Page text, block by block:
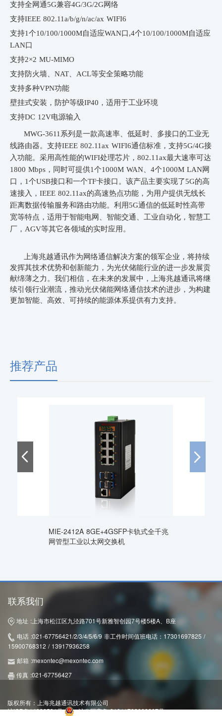
支持全网通5G兼容4G/3G/2G网络
支持IEEE 802.11a/b/g/n/ac/ax WIFI6
支持1个10/100/1000M自适应WAN口,4个10/100/1000M自适应
LAN口
支持2×2 MU-MIMO
支持防火墙、NAT、ACL等安全策略功能
支持多种VPN功能
壁挂式安装，防护等级IP40，适用于工业环境
支持DC 12V电源输入
MWG-3611系列是一款高速率、低延时、多接口的工业无
线路由器。支持IEEE 802.11ax WIFI6通信标准，支持5G/4G接
入功能。采用高性能的WIFI处理芯片，802.11ax最大速率可达
1800 Mbps，同时可提供1个1000M WAN、4个1000M LAN网
口，1个USB接口和一个TF卡接口。该产品主要实现了5G的高
速接入，IEEE 802.11ax的高速热点功能，为用户提供无线长
距离数据传输服务和路由功能。利用5G通信的低延时性高带
宽等特点，适用于智能电网、智能交通、工业自动化，智慧工
厂，AGV等其它各领域的实时应用。
上海兆越通讯作为网络通信解决方案的领军企业，将持续
发挥其技术优势和创新能力，为光伏储能行业的进一步发展贡
献绵薄之力。我们相信，在未来的发展中，上海兆越通讯将继
续引领行业潮流，推动光伏储能网络通信技术的进步，为构建
更加智能、高效、可持续的能源体系提供有力支持。
推荐产品
MIE-2412A 8GE+4GSFP卡轨式全千兆
网管型工业以太网交换机
联系我们
地址 : 上海市松江区九泾路701号新雅智创园7号楼5楼A、B座
电话 :021-67756421/2/3/4/5/6/9 非工作时间值班电话：17301697825 /
15900768312 / 13917936258
邮箱 :mexontec@mexontec.com
传真 :021-67756427
版权所有：上海兆越通讯技术有限公司
沪ICP备14032531号
沪公网安备 31011702003207号